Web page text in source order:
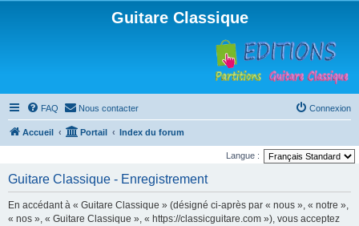
Guitare Classique
FAQ Nous contacter Connexion
Accueil Portail Index du forum
Langue :
Guitare Classique - Enregistrement
En accédant à « Guitare Classique » (désigné ci-après par « nous », « notre »,
« nos », « Guitare Classique », « https://classicguitare.com »), vous acceptez